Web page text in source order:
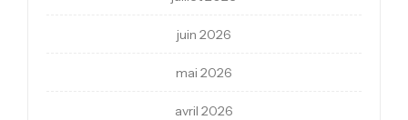
juin 2026
mai 2026
avril 2026